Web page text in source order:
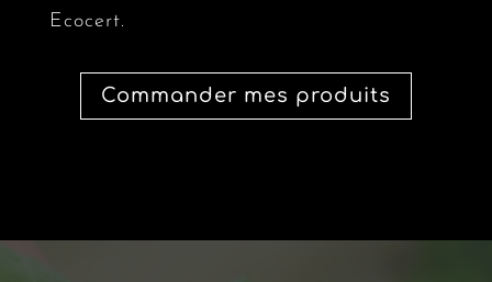
Ecocert.
Commander mes produits